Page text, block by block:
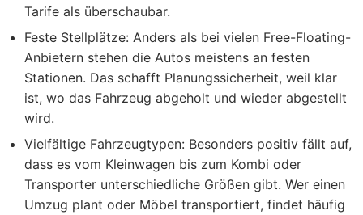
Tarife als überschaubar.
Feste Stellplätze: Anders als bei vielen Free-Floating-
Anbietern stehen die Autos meistens an festen
Stationen. Das schafft Planungssicherheit, weil klar
ist, wo das Fahrzeug abgeholt und wieder abgestellt
wird.
Vielfältige Fahrzeugtypen: Besonders positiv fällt auf,
dass es vom Kleinwagen bis zum Kombi oder
Transporter unterschiedliche Größen gibt. Wer einen
Umzug plant oder Möbel transportiert, findet häufig